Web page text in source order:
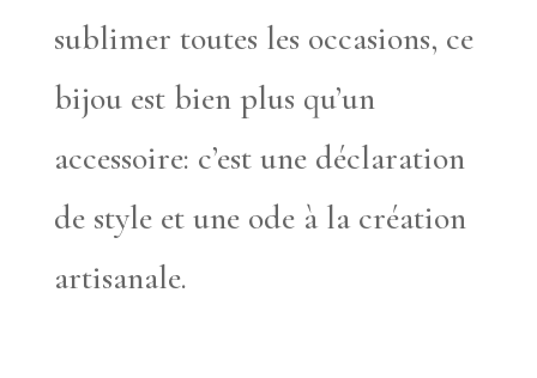
sublimer toutes les occasions, ce
bijou est bien plus qu’un
accessoire: c’est une déclaration
de style et une ode à la création
artisanale.